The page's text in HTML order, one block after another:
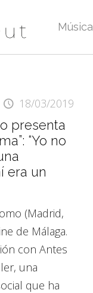
Música
18/03/2019
presenta
“Yo no
era un
(Madrid,
de Málaga.
con Antes
una
que ha